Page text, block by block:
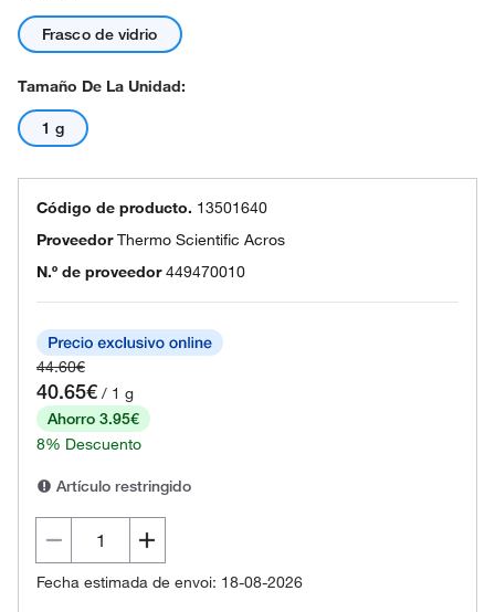
Frasco de vidrio
Tamaño De La Unidad:
1 g
Código de producto. 13501640
ProveedorThermo Scientific Acros
N.º de proveedor 449470010
44.60€
40.65€ / 1 g
Ahorro 3.95€
8% Descuento
Artículo restringido
Fecha estimada de envoi: 18-08-2026